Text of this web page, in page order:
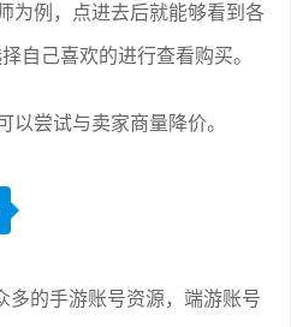
为例，点进去后就能够看到各
自己喜欢的进行查看购买。
尝试与卖家商量降价。
多的手游账号资源，端游账号